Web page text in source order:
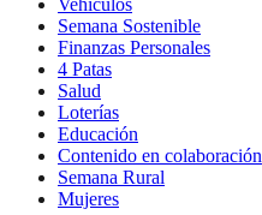
Vehículos
Semana Sostenible
Finanzas Personales
4 Patas
Salud
Loterías
Educación
Contenido en colaboración
Semana Rural
Mujeres